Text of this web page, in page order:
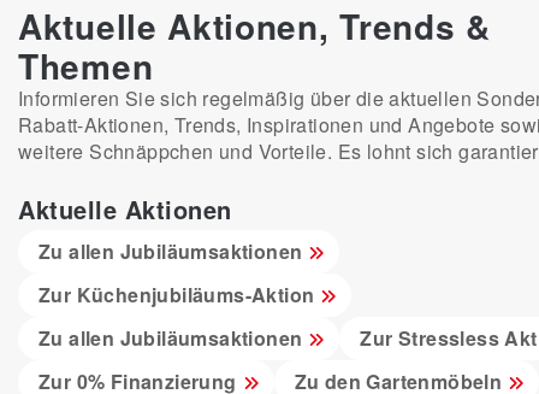
Aktuelle Aktionen, Trends &
Themen
Informieren Sie sich regelmäßig über die aktuellen
Rabatt-Aktionen, Trends, Inspirationen und Angebote
weitere Schnäppchen und Vorteile. Es lohnt sich
Aktuelle Aktionen
Zu allen Jubiläumsaktionen
Zur Küchenjubiläums-Aktion
Zu allen Jubiläumsaktionen
Zur Stressless
Zur 0% Finanzierung
Zu den Gartenmöbeln